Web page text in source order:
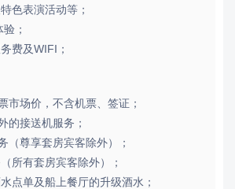
色表演活动等；
；
费及WIFI；
市场价，不含机票、签证；
的接送机服务；
（尊享套房宾客除外）；
所有套房宾客除外）；
点单及船上餐厅的升级酒水；